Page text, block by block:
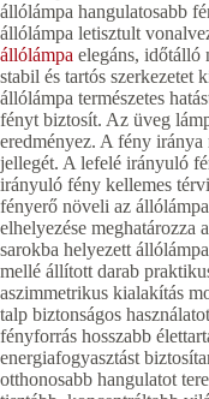
állólámpa hangulatosabb
állólámpa letisztult
állólámpa elegáns, időtálló
stabil és tartós szerkezetet
állólámpa természetes
fényt biztosít. Az üveg
eredményez. A fény iránya
jellegét. A lefelé irányuló
irányuló fény kellemes
fényerő növeli az
elhelyezése meghatározza
sarokba helyezett
mellé állított darab
aszimmetrikus kialakítás
talp biztonságos
fényforrás hosszabb
energiafogyasztást
otthonosabb hangulatot